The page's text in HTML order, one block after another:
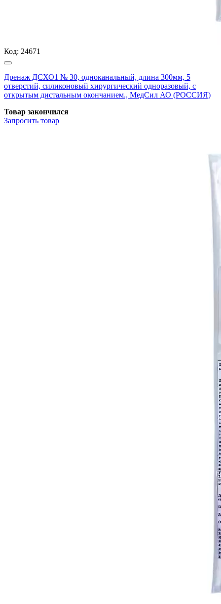
Код: 24671
Дренаж ДСХО1 № 30, одноканальный, длина 300мм, 5
отверстий, силиконовый хирургический одноразовый, с
открытым дистальным окончанием., МедСил АО (РОССИЯ)
Товар закончился
Запросить товар